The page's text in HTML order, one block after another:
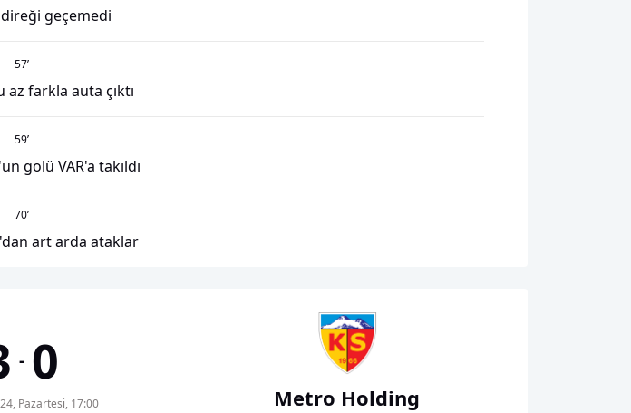
geçemedi
57’
az farkla auta çıktı
59’
golü VAR'a takıldı
70’
art arda ataklar
- 0
Pazartesi, 17:00
Metro Holding